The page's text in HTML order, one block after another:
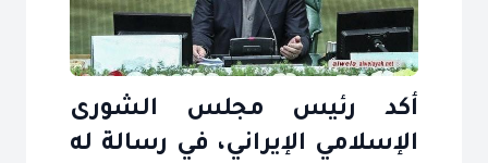
أكد رئيس مجلس الشورى
الإسلامي الإيراني، في رسالة له